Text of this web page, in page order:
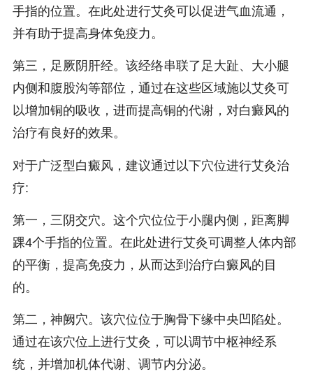
手指的位置。在此处进行艾灸可以促进气血流通，
并有助于提高身体免疫力。
第三，足厥阴肝经。该经络串联了足大趾、大小腿
内侧和腹股沟等部位，通过在这些区域施以艾灸可
以增加铜的吸收，进而提高铜的代谢，对白癜风的
治疗有良好的效果。
对于广泛型白癜风，建议通过以下穴位进行艾灸治
疗:
第一，三阴交穴。这个穴位位于小腿内侧，距离脚
踝4个手指的位置。在此处进行艾灸可调整人体内部
的平衡，提高免疫力，从而达到治疗白癜风的目
的。
第二，神阙穴。该穴位位于胸骨下缘中央凹陷处。
通过在该穴位上进行艾灸，可以调节中枢神经系
统，并增加机体代谢、调节内分泌。